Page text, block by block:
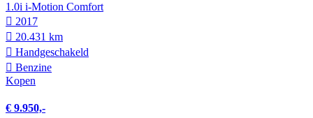
1.0i i-Motion Comfort
2017
20.431 km
Hand­geschakeld
Benzine
Kopen
€ 9.950,-